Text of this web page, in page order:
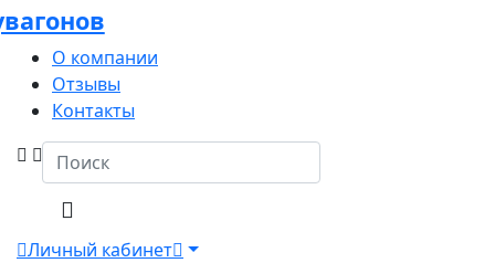
О компании
Отзывы
Контакты
Личный кабинет